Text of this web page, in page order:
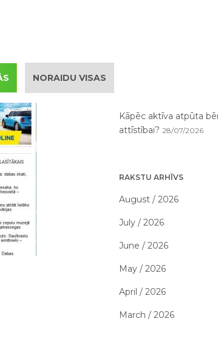
Pirmā reize atrakciju
Drošība ūdens
Kāpēc aktīva atpūta
attīstībai?28/07/2026
RAKSTU ARHĪVS
August / 2026
July / 2026
June / 2026
May / 2026
April / 2026
March / 2026
NORAIDU VISAS